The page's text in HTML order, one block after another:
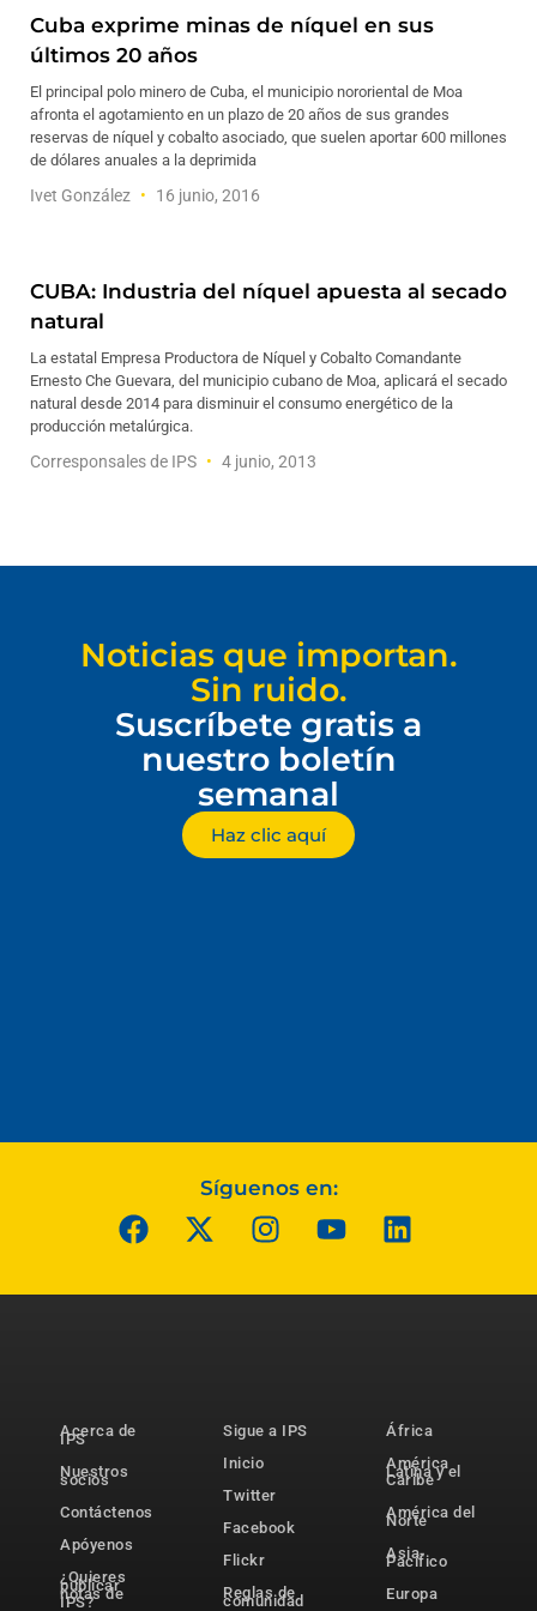
Cuba exprime minas de níquel en sus
últimos 20 años
El principal polo minero de Cuba, el municipio nororiental de Moa
afronta el agotamiento en un plazo de 20 años de sus grandes
reservas de níquel y cobalto asociado, que suelen aportar 600 millones
de dólares anuales a la deprimida
Ivet González 16 junio, 2016
CUBA: Industria del níquel apuesta al secado
natural
La estatal Empresa Productora de Níquel y Cobalto Comandante
Ernesto Che Guevara, del municipio cubano de Moa, aplicará el secado
natural desde 2014 para disminuir el consumo energético de la
producción metalúrgica.
Corresponsales de IPS 4 junio, 2013
Noticias que importan.
Sin ruido.
Suscríbete gratis a
nuestro boletín
semanal
Haz clic aquí
Síguenos en:
Acerca de
IPS
Nuestros
socios
Contáctenos
Apóyenos
¿Quieres
publicar
notas de
IPS?
Sigue a IPS
Inicio
Twitter
Facebook
Flickr
Reglas de
comunidad
África
América
Latina y el
Caribe
América del
Norte
Asia-
Pacífico
Europa